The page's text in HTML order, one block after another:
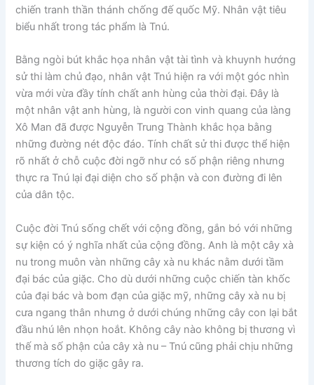
chiến tranh thần thánh chống đế quốc Mỹ. Nhân vật tiêu
biểu nhất trong tác phẩm là Tnú.
Bằng ngòi bút khắc họa nhân vật tài tình và khuynh hướng
sử thi làm chủ đạo, nhân vật Tnú hiện ra với một góc nhìn
vừa mới vừa đầy tính chất anh hùng của thời đại. Đây là
một nhân vật anh hùng, là người con vinh quang của làng
Xô Man đã được Nguyễn Trung Thành khắc họa bằng
những đường nét độc đáo. Tính chất sử thi được thể hiện
rõ nhất ở chỗ cuộc đời ngỡ như có số phận riêng nhưng
thực ra Tnú lại đại diện cho số phận và con đường đi lên
của dân tộc.
Cuộc đời Tnú sống chết với cộng đồng, gắn bó với những
sự kiện có ý nghĩa nhất của cộng đồng. Anh là một cây xà
nu trong muôn vàn những cây xà nu khác nằm dưới tầm
đại bác của giặc. Cho dù dưới những cuộc chiến tàn khốc
của đại bác và bom đạn của giặc mỹ, những cây xà nu bị
cưa ngang thân nhưng ở dưới chúng những cây con lại bắt
đầu nhú lên nhọn hoắt. Không cây nào không bị thương vì
thế mà số phận của cây xà nu – Tnú cũng phải chịu những
thương tích do giặc gây ra.